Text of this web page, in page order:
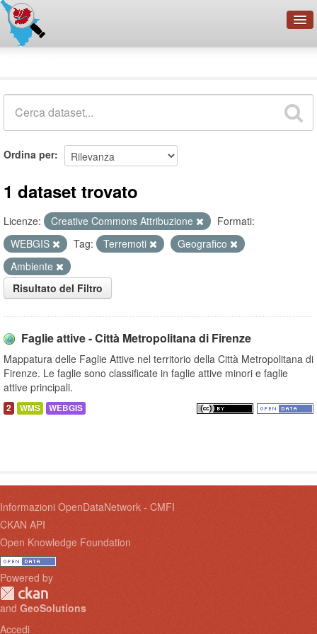
Organizzazioni
Ordina per
1 dataset trovato
Licenze: Creative Commons Attribuzione
Formati:
WEBGIS
Tag: Terremoti
Geografico
Ambiente
Risultato del Filtro
Faglie attive - Città Metropolitana di Firenze
Mappatura delle Faglie Attive nel territorio della Città Metropolitana di
Firenze. Le faglie sono classificate in faglie attive minori e faglie
attive principali.
2 WMS WEBGIS
Informazioni OpenDataNetwork - CMFI
CKAN API
Open Knowledge Foundation
Powered by
and GeoSolutions
Accedi